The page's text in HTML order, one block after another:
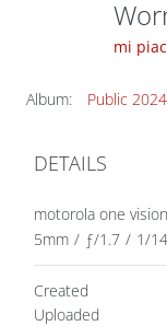
mi
Album: Public 2024
DETAILS
motorola one vision
5mm / ƒ/1.7 / 1/
Created
Uploaded